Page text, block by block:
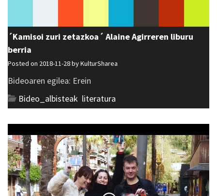
´Kamisoi zuri zetazkoa´ Alaine Agirreren liburu
berria
Posted on 2018-11-28 byKulturSharea
Bideoaren egilea: Erein
Bideo_albisteak literatura